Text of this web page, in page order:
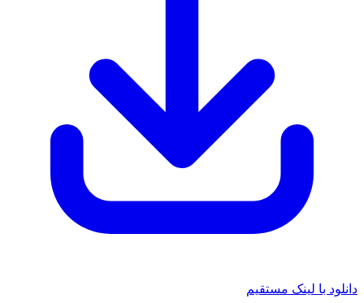
با لینک مستقیم